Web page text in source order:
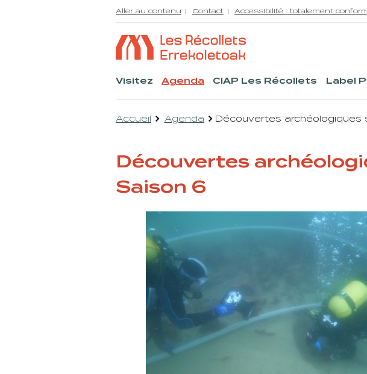
Aller au contenu Contact Accessibilité : totalement
Visitez Agenda CIAP Les Récollets Label
Accueil Agenda Découvertes
Découvertes
Saison 6